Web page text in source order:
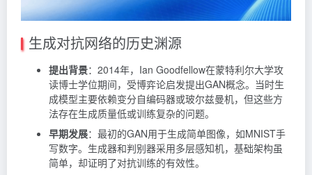
生成对抗网络的历史渊源
提出背景：2014年，Ian Goodfellow在蒙特利尔大学攻
读博士学位期间，受博弈论启发提出GAN概念。当时生
成模型主要依赖变分自编码器或玻尔兹曼机，但这些方
法存在生成质量低或训练复杂的问题。
早期发展：最初的GAN用于生成简单图像，如MNIST手
写数字。生成器和判别器采用多层感知机，基础架构虽
简单，却证明了对抗训练的有效性。